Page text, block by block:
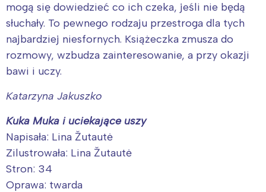
mogą się dowiedzieć co ich czeka, jeśli nie będą
słuchały. To pewnego rodzaju przestroga dla tych
najbardziej niesfornych. Książeczka zmusza do
rozmowy, wzbudza zainteresowanie, a przy okazji
bawi i uczy.
Katarzyna Jakuszko
Kuka Muka i uciekające uszy
Napisała: Lina Žutautė
Zilustrowała: Lina Žutautė
Stron: 34
Oprawa: twarda